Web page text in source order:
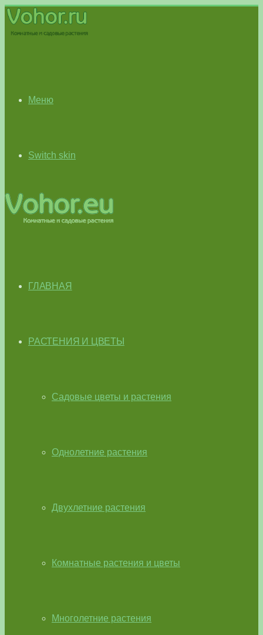
Меню
Switch skin
ГЛАВНАЯ
РАСТЕНИЯ И ЦВЕТЫ
Садовые цветы и растения
Однолетние растения
Двухлетние растения
Комнатные растения и цветы
Многолетние растения